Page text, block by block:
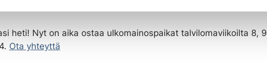
heti! Nyt on aika ostaa ulkomainospaikat talvilomaviikoilta 8, 9
Ota yhteyttä